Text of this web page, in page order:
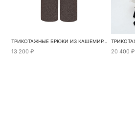
ТРИКОТАЖНЫЕ БРЮКИ ИЗ КАШЕМИРА И ШЕРСТИ
13 200 ₽ 20 400 ₽